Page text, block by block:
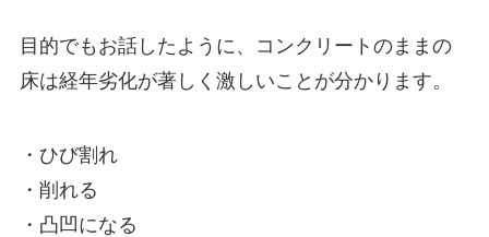
目的でもお話したように、コンクリートのままの
床は経年劣化が著しく激しいことが分かります。
・ひび割れ
・削れる
・凸凹になる